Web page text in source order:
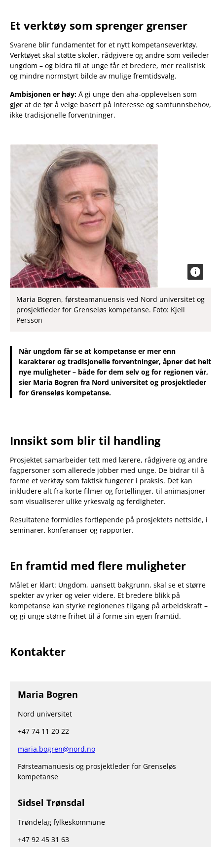
Et verktøy som sprenger grenser
Svarene blir fundamentet for et nytt kompetanseverktøy.
Verktøyet skal støtte skoler, rådgivere og andre som veileder
ungdom – og bidra til at unge får et bredere, mer realistisk
og mindre normstyrt bilde av mulige fremtidsvalg.
Ambisjonen er høy: Å gi unge den aha-opplevelsen som
gjør at de tør å velge basert på interesse og samfunnsbehov,
ikke tradisjonelle forventninger.
Maria Bogren, førsteamanuensis ved Nord universitet og
prosjektleder for Grenseløs kompetanse. Foto: Kjell
Persson
Når ungdom får se at kompetanse er mer enn
karakterer og tradisjonelle forventninger, åpner det helt
nye muligheter – både for dem selv og for regionen vår,
sier Maria Bogren fra Nord universitet og prosjektleder
for Grenseløs kompetanse.
Innsikt som blir til handling
Prosjektet samarbeider tett med lærere, rådgivere og andre
fagpersoner som allerede jobber med unge. De bidrar til å
forme et verktøy som faktisk fungerer i praksis. Det kan
inkludere alt fra korte filmer og fortellinger, til animasjoner
som visualiserer ulike yrkesvalg og ferdigheter.
Resultatene formidles fortløpende på prosjektets nettside, i
seminarer, konferanser og rapporter.
En framtid med flere muligheter
Målet er klart: Ungdom, uansett bakgrunn, skal se et større
spekter av yrker og veier videre. Et bredere blikk på
kompetanse kan styrke regionenes tilgang på arbeidskraft –
og gi unge større frihet til å forme sin egen framtid.
Kontakter
Maria Bogren
Nord universitet
+47 74 11 20 22
maria.bogren@nord.no
Førsteamanuesis og prosjektleder for Grenseløs
kompetanse
Sidsel Trønsdal
Trøndelag fylkeskommune
+47 92 45 31 63